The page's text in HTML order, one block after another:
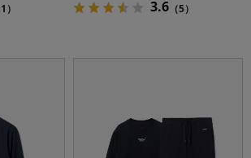
1） 3.6 （5）